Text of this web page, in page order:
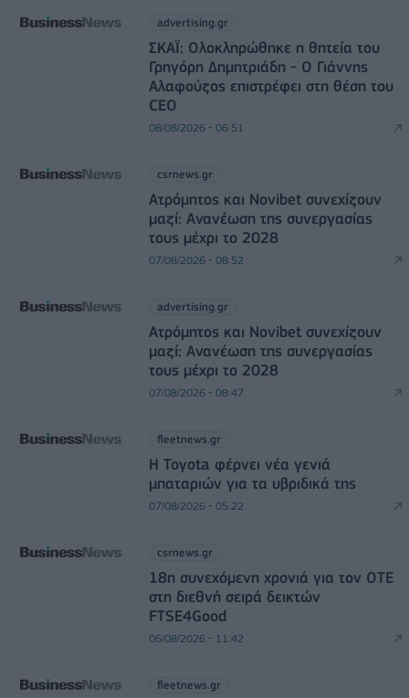
advertising.gr
ΣΚΑΪ: Ολοκληρώθηκε η θητεία του
Γρηγόρη Δημητριάδη - Ο Γιάννης
Αλαφούζος επιστρέφει στη θέση του
CEO
08/08/2026 - 06:51
csrnews.gr
Ατρόμητος και Novibet συνεχίζουν
μαζί: Ανανέωση της συνεργασίας
τους μέχρι το 2028
07/08/2026 - 08:52
advertising.gr
Ατρόμητος και Novibet συνεχίζουν
μαζί: Ανανέωση της συνεργασίας
τους μέχρι το 2028
07/08/2026 - 08:47
fleetnews.gr
Η Toyota φέρνει νέα γενιά
μπαταριών για τα υβριδικά της
07/08/2026 - 05:22
csrnews.gr
18η συνεχόμενη χρονιά για τον ΟΤΕ
στη διεθνή σειρά δεικτών
FTSE4Good
06/08/2026 - 11:42
fleetnews.gr